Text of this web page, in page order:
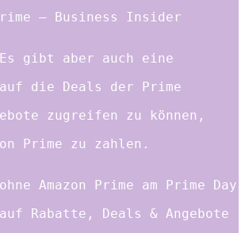
– Business Insider
gibt aber auch eine
die Deals der Prime
zugreifen zu können,
Prime zu zahlen.
Amazon Prime am Prime Day
Rabatte, Deals & Angebote